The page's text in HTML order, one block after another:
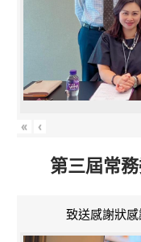
« ‹
第三屆常
致送感謝狀